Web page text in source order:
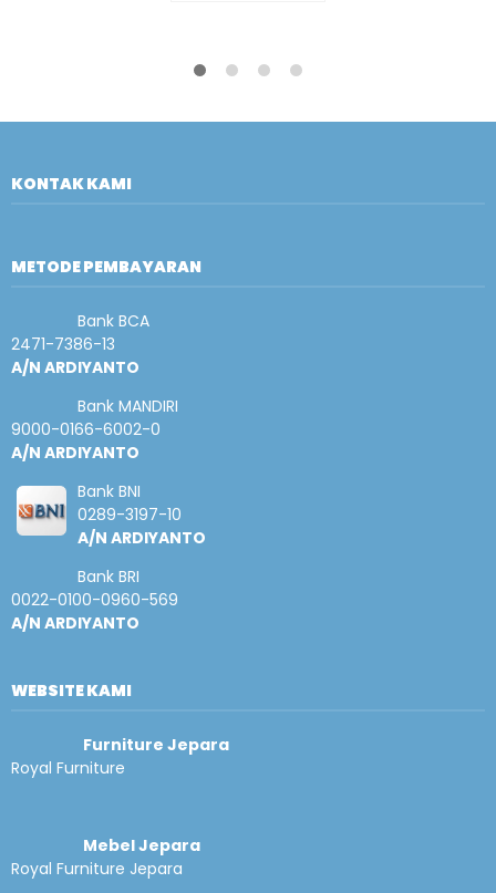
KONTAK KAMI
METODE PEMBAYARAN
Bank BCA
2471-7386-13
A/N ARDIYANTO
Bank MANDIRI
9000-0166-6002-0
A/N ARDIYANTO
Bank BNI
0289-3197-10
A/N ARDIYANTO
Bank BRI
0022-0100-0960-569
A/N ARDIYANTO
WEBSITE KAMI
Furniture Jepara
Royal Furniture
Mebel Jepara
Royal Furniture Jepara